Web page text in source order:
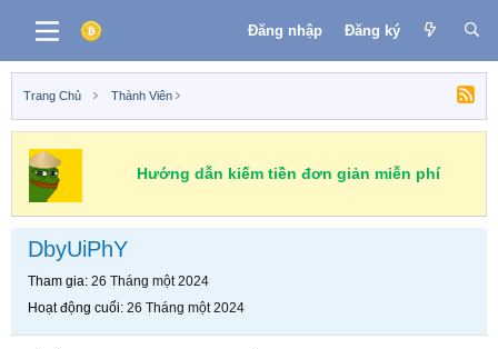
Đăng nhập Đăng ký
Trang Chủ Thành Viên
Hướng dẫn kiếm tiền đơn giản miễn phí
DbyUiPhY
Tham gia 26 Tháng một 2024
Hoạt động cuối 26 Tháng một 2024